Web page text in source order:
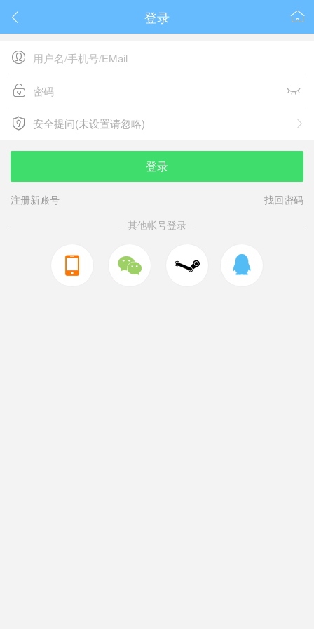
 
登录

 
 
安全提问(未设置请忽略)
安全提问(未设置请忽略)
登录
注册新账号
找回密码
其他帐号登录
  